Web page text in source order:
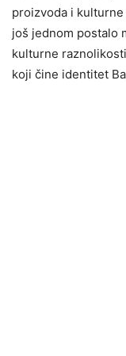
proizvoda i
još jednom postalo
kulturne
koji čine identitet